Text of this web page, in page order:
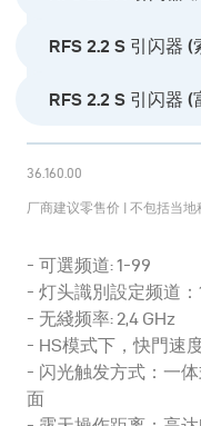
RFS 2.2 S 引闪器 (
RFS 2.2 S 引闪器 (
36.160.00
厂商建议零售价 | 不包括当地
可選频道: 1-99
灯头識別設定频道：
无綫频率: 2,4 GHz
HS模式下，快門速
闪光触发方式：一
面